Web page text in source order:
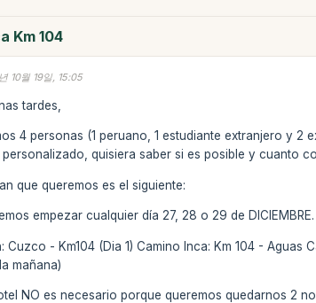
Km 104
10월 19일, 15:05
tardes,
4 personas (1 peruano, 1 estudiante extranjero y 2
personalizado, quisiera saber si es posible y cuanto
que queremos es el siguiente:
empezar cualquier día 27, 28 o 29 de DICIEMBRE.
Cuzco - Km104 (Dia 1) Camino Inca: Km 104 -
mañana)
NO es necesario porque queremos quedarnos 2